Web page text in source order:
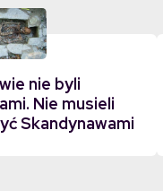
nie byli
Nie musieli
Skandynawami